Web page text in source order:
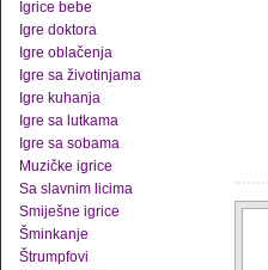
Igrice bebe
Igre doktora
Igre oblačenja
Igre sa životinjama
Igre kuhanja
Igre sa lutkama
Igre sa sobama
Muzičke igrice
Sa slavnim licima
Smiješne igrice
Šminkanje
Štrumpfovi